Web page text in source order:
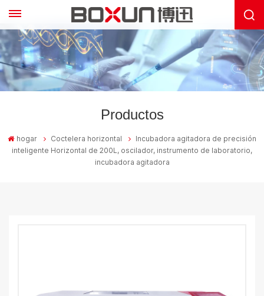
Productos
hogar Coctelera horizontal
Incubadora agitadora de precisión
inteligente Horizontal de 200L, oscilador, instrumento de laboratorio,
incubadora agitadora